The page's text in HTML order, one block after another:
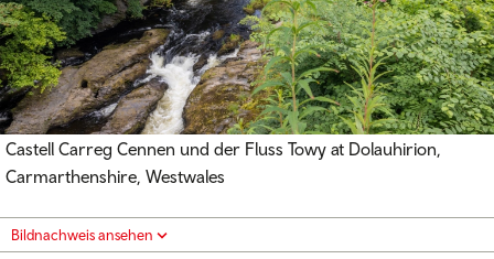
Castell Carreg Cennen und der Fluss Towy at Dolauhirion,
Carmarthenshire, Westwales
Bildnachweis ansehen